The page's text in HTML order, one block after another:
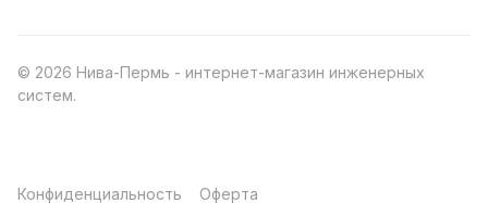
© 2026 Нива-Пермь - интернет-магазин инженерных
систем.
Конфиденциальность Оферта